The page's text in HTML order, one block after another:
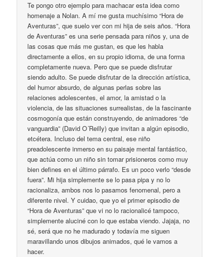
Te pongo otro ejemplo para machacar esta idea como
homenaje a Nolan. A mí me gusta muchísimo “Hora de
Aventuras”, que suelo ver con mi hija de seis años. “Hora
de Aventuras” es una serie pensada para niños y, una de
las cosas que más me gustan, es que les habla
directamente a ellos, en su propio idioma, de una forma
completamente nueva. Pero que se puede disfrutar
siendo adulto. Se puede disfrutar de la dirección artística,
del humor absurdo, de algunas perlas sobre las
relaciones adolescentes, el amor, la amistad o la
violencia, de las situaciones surrealistas, de la fascinante
cosmogonía que están construyendo, de animadores “de
vanguardia” (David O´Reilly) que invitan a algún episodio,
etcétera. Incluso del tema central, ese niño
preadolescente inmerso en su paisaje mental fantástico,
que actúa como un niño sin tomar prisioneros como muy
bien defines en el último párrafo. Es un poco verlo “desde
fuera”. Mi hija simplemente se lo pasa pipa y no lo
racionaliza, ambos nos lo pasamos fenomenal, pero a
diferente nivel. Y cuidao, que yo el primer episodio de
“Hora de Aventuras” que vi no lo racionalicé tampoco,
simplemente aluciné con lo que estaba viendo. Jajaja, no
sé, será que no he madurado y todavía me siguen
maravillando unos dibujos animados, qué le vamos a
hacer.